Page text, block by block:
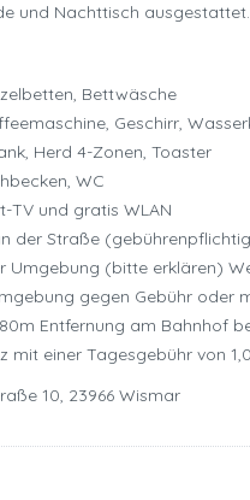
und Nachttisch ausgestattet.
Bettwäsche
Geschirr,
Herd 4-Zonen, Toaster
WC
TV und gratis WLAN
der Straße
Umgebung (bitte erklären)
gegen Gebühr oder
Entfernung am Bahnhof
mit einer Tagesgebühr von
10, 23966 Wismar